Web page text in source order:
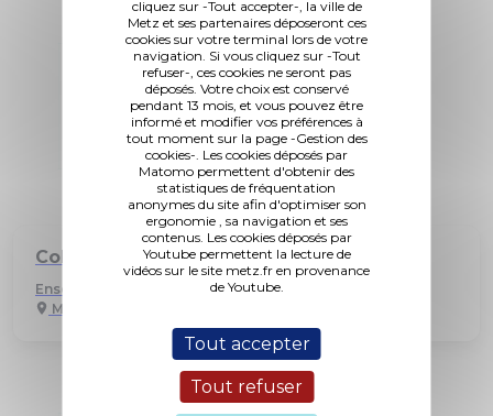
cliquez sur -Tout accepter-, la ville de
Metz et ses partenaires déposeront ces
cookies sur votre terminal lors de votre
navigation. Si vous cliquez sur -Tout
refuser-, ces cookies ne seront pas
déposés. Votre choix est conservé
pendant 13 mois, et vous pouvez être
informé et modifier vos préférences à
tout moment sur la page -Gestion des
cookies-. Les cookies déposés par
Matomo permettent d'obtenir des
statistiques de fréquentation
anonymes du site afin d'optimiser son
ergonomie , sa navigation et ses
contenus. Les cookies déposés par
Youtube permettent la lecture de
vidéos sur le site metz.fr en provenance
de Youtube.
Tout accepter
Tout refuser
Collège Paul Verlaine
Enseignement
Magny